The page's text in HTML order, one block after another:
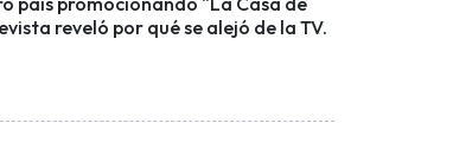
reveló por qué se alejó de la TV.